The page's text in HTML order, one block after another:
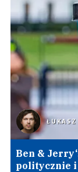
Ben &
politycznie i